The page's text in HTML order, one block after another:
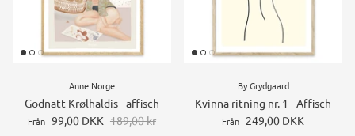
Anne Norge
Godnatt Krølhaldis - affisch
Från 99,00 DKK 189,00 kr
By Grydgaard
Kvinna ritning nr. 1 - Affisch
Från 249,00 DKK